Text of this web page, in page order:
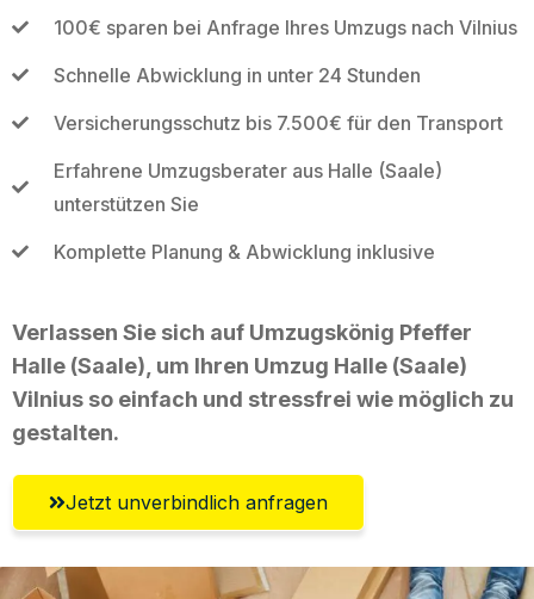
100€ sparen bei Anfrage Ihres Umzugs nach Vilnius
Schnelle Abwicklung in unter 24 Stunden
Versicherungsschutz bis 7.500€ für den Transport
Erfahrene Umzugsberater aus Halle (Saale)
unterstützen Sie
Komplette Planung & Abwicklung inklusive
Verlassen Sie sich auf Umzugskönig Pfeffer
Halle (Saale), um Ihren Umzug Halle (Saale)
Vilnius so einfach und stressfrei wie möglich zu
gestalten.
Jetzt unverbindlich anfragen